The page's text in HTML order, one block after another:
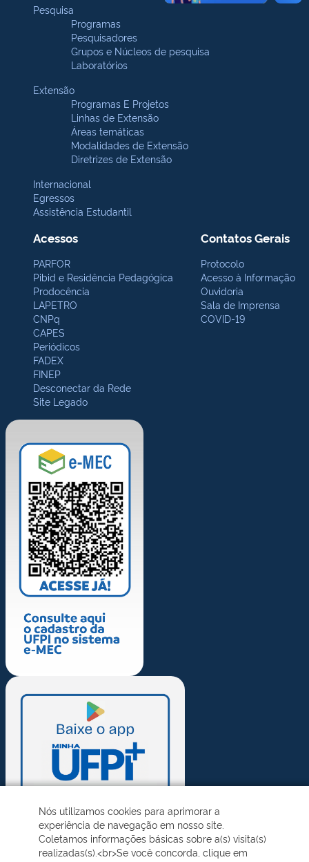
Pesquisa
Programas
Pesquisadores
Grupos e Núcleos de pesquisa
Laboratórios
Extensão
Programas E Projetos
Linhas de Extensão
Áreas temáticas
Modalidades de Extensão
Diretrizes de Extensão
Internacional
Egressos
Assistência Estudantil
Acessos
PARFOR
Pibid e Residência Pedagógica
Prodocência
LAPETRO
CNPq
CAPES
Periódicos
FADEX
FINEP
Desconectar da Rede
Site Legado
Contatos Gerais
Protocolo
Acesso à Informação
Ouvidoria
Sala de Imprensa
COVID-19
Nós utilizamos cookies para aprimorar a
experiência de navegação em nosso site.
Coletamos informações básicas sobre a(s) visita(s)
realizadas(s).<br>Se você concorda, clique em